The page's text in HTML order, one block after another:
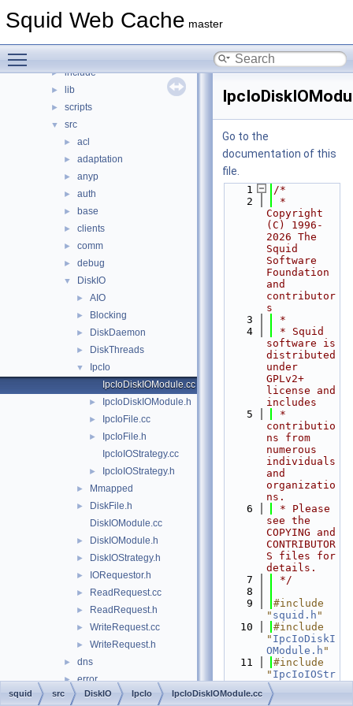
Squid Web Cache master
squid
► include
► lib
► scripts
▼ src
► acl
► adaptation
► anyp
► auth
► base
► clients
► comm
► debug
▼ DiskIO
► AIO
► Blocking
► DiskDaemon
► DiskThreads
▼
IpcIo
IpcIoDiskIOModule.cc
► IpcIoDiskIOModule.h
► IpcIoFile.cc
►
IpcIoFile.h
IpcIoIOStrategy.cc
► IpcIoIOStrategy.h
► Mmapped
►
DiskFile.h
DiskIOModule.cc
► DiskIOModule.h
► DiskIOStrategy.h
► IORequestor.h
► ReadRequest.cc
► ReadRequest.h
► WriteRequest.cc
► WriteRequest.h
► dns
► error
► eui
Go to the
documentation of this
file.
    1
/*
    2
*
Copyright
(C) 1996-
2026 The
Squid
Software
Foundation
and
contributor
s
    3
*
    4
* Squid
software is
distributed
under
GPLv2+
license and
includes
    5
*
contributio
ns from
numerous
individuals
and
organizatio
ns.
    6
* Please
see the
COPYING and
CONTRIBUTOR
S files for
details.
    7
*/
    8
    9
#include
" squid.h "
   10
#include
" IpcIoDiskI
OModule.h "
   11
#include
" IpcIoIOStr
ategy.h
   12
squid src DiskIO IpcIo IpcIoDiskIOModule.cc